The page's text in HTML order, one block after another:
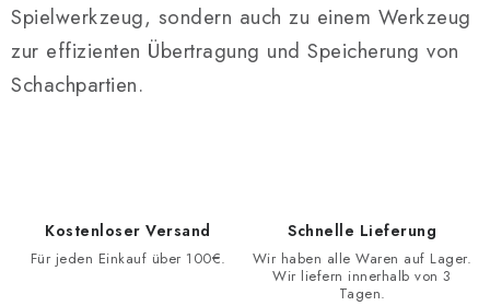
Spielwerkzeug, sondern auch zu einem Werkzeug
zur effizienten Übertragung und Speicherung von
Schachpartien.
Kostenloser Versand
Für jeden Einkauf über 100€.
Schnelle Lieferung
Wir haben alle Waren auf Lager.
Wir liefern innerhalb von 3
Tagen.